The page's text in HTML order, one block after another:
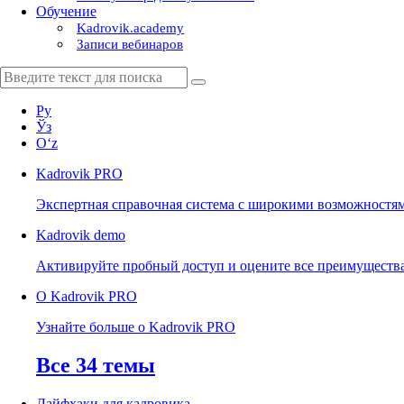
Обучение
Kadrovik.academy
Записи вебинаров
Ру
Ўз
Oʻz
Kadrovik PRO
Экспертная справочная система с широкими
Kadrovik demo
Активируйте пробный доступ и оцените все
О Kadrovik PRO
Узнайте больше о Kadrovik PRO
Все 34 темы